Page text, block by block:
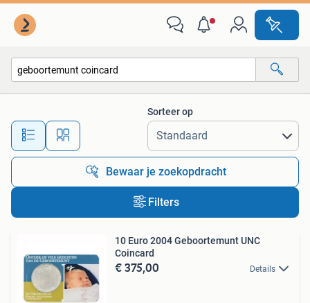
Alle afstanden…
Sorteer op
Bewaar je zoekopdracht
Filters
10 Euro 2004 Geboortemunt UNC
Coincard
€ 375,00 Details